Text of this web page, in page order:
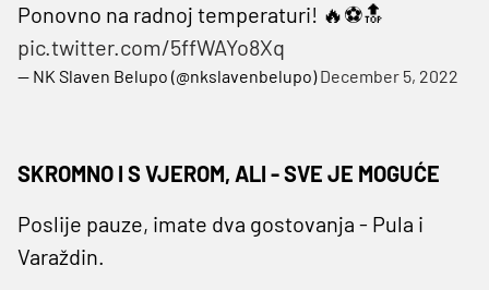
Ponovno na radnoj temperaturi! 🔥⚽️🔝
pic.twitter.com/5ffWAYo8Xq
— NK Slaven Belupo (@nkslavenbelupo)December 5, 2022
SKROMNO I S VJEROM, ALI - SVE JE MOGUĆE
Poslije pauze, imate dva gostovanja - Pula i
Varaždin.